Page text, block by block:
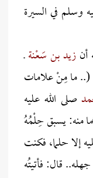
وسلم في السيرة
أنزيد بن سَعْنةـ
(.. ما مِنْ علامات
صلى الله عليه
منه: يسبق حِلْمُهُ
إلا حلما، فكنت
قال: فأتيتُه